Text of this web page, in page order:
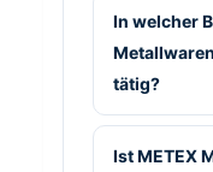
In welcher
tätig?
Ist METEX